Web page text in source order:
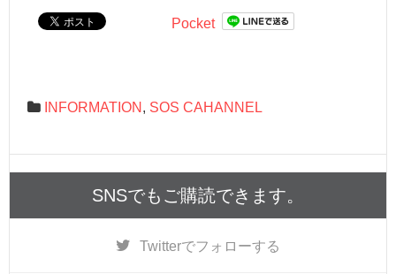
Pocket
INFORMATION , SOS CAHANNEL
SNSでもご購読できます。
Twitterでフォローする